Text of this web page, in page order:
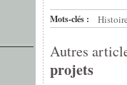
Mots-clés :
Autres
projets